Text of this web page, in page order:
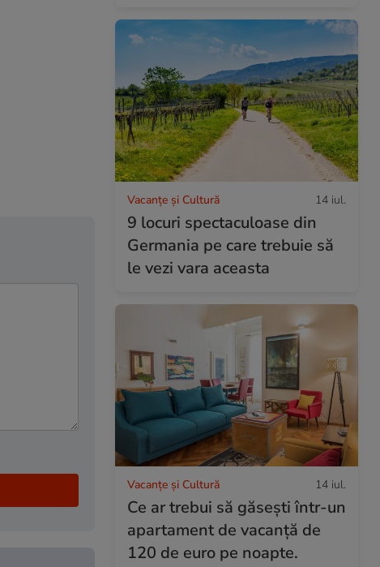
Vacanțe și Cultură 14 iul.
9 locuri spectaculoase din
Germania pe care trebuie să
le vezi vara aceasta
Vacanțe și Cultură 14 iul.
Ce ar trebui să găsești într-un
apartament de vacanță de
120 de euro pe noapte.